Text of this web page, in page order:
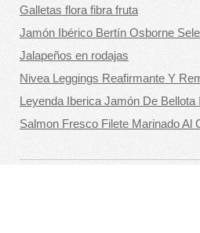
Galletas flora fibra fruta
Jamón Ibérico Bertín Osborne
Jalapeños en rodajas
Nivea Leggings Reafirmante Y
Leyenda Iberica Jamón De Bellota
Salmon Fresco Filete Marinado Al